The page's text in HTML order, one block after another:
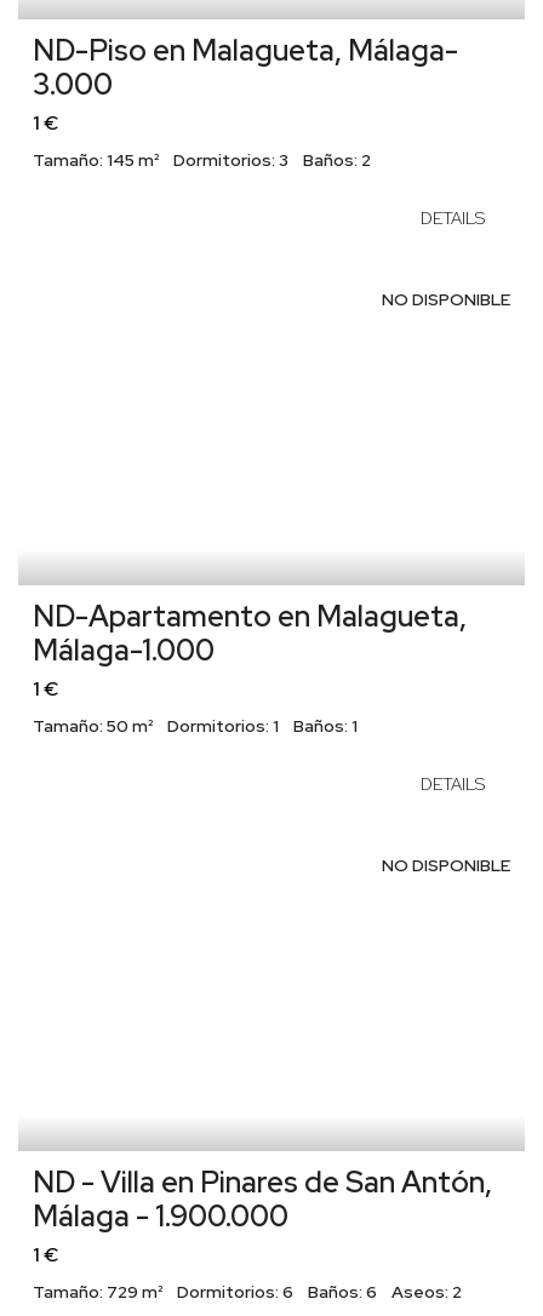
ND-Piso en Malagueta, Málaga-
3.000
1 €
Tamaño: 145 m² Dormitorios: 3 Baños: 2
DETAILS
NO DISPONIBLE
ND-Apartamento en Malagueta,
Málaga-1.000
1 €
Tamaño: 50 m² Dormitorios: 1 Baños: 1
DETAILS
NO DISPONIBLE
ND - Villa en Pinares de San Antón,
Málaga - 1.900.000
1 €
Tamaño: 729 m² Dormitorios: 6 Baños: 6 Aseos: 2